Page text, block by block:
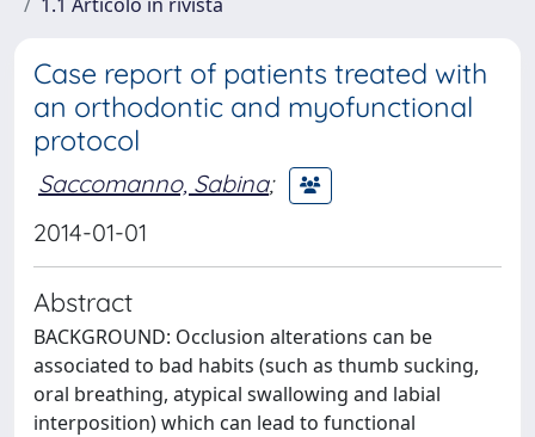
Case report of patients treated with
an orthodontic and myofunctional
protocol
Saccomanno, Sabina;
2014-01-01
Abstract
BACKGROUND: Occlusion alterations can be
associated to bad habits (such as thumb sucking,
oral breathing, atypical swallowing and labial
interposition) which can lead to functional